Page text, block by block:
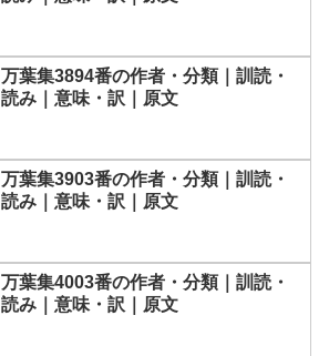
万葉集3894番の作者・分類｜訓読・
読み｜意味・訳｜原文
万葉集3903番の作者・分類｜訓読・
読み｜意味・訳｜原文
万葉集4003番の作者・分類｜訓読・
読み｜意味・訳｜原文